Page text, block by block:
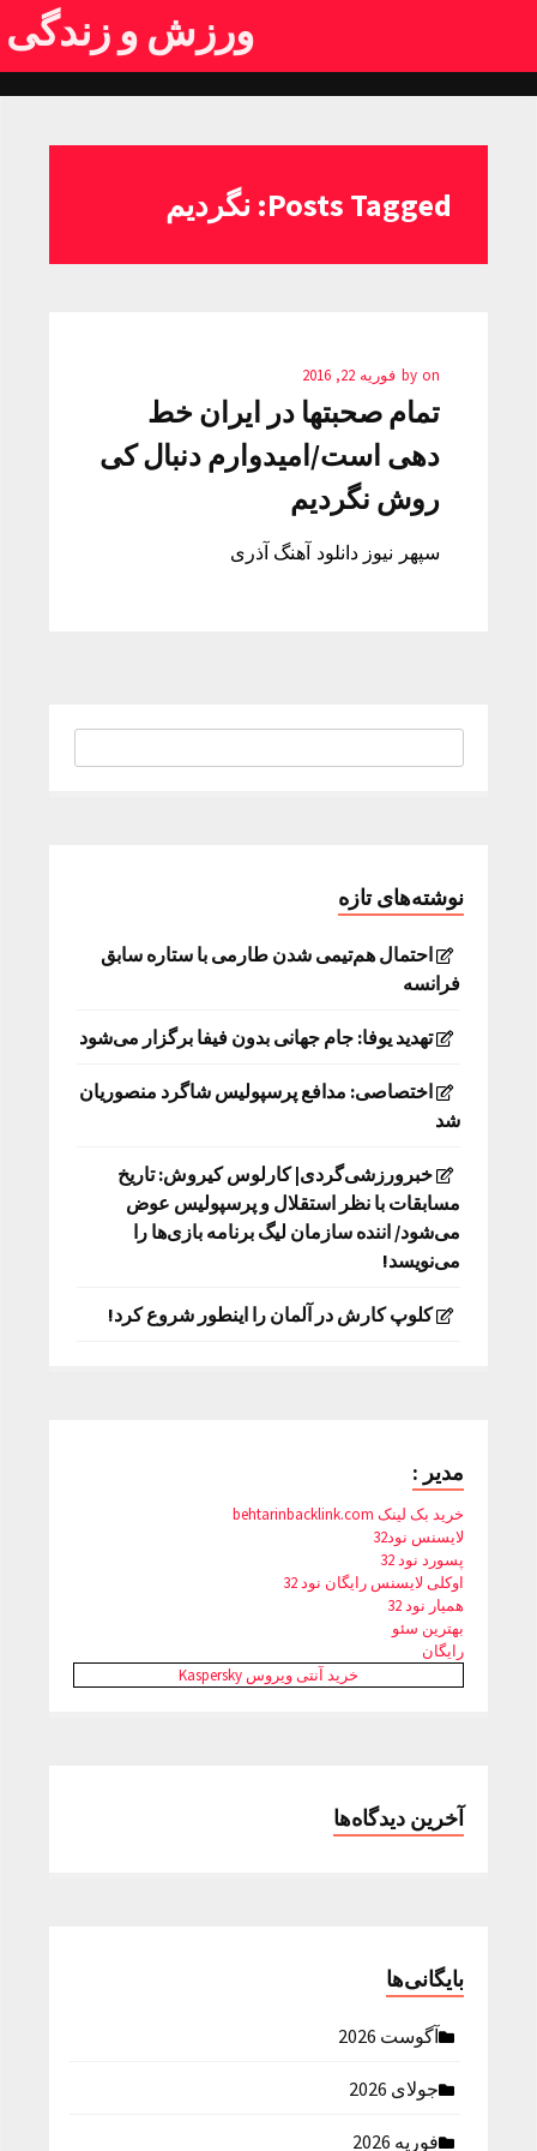
ورزش و زندگی
Posts Tagged: نگردیم
by on فوریه 22, 2016
تمام صحبتها در ایران خط‌
‌دهی است/امیدوارم دنبال کی
روش نگردیم
سپهر نیوز دانلود آهنگ آذری
نوشته‌های تازه
احتمال هم‌تیمی شدن طارمی با ستاره سابق
فرانسه
تهدید یوفا: جام جهانی بدون فیفا برگزار می‌شود
اختصاصی: مدافع پرسپولیس شاگرد منصوریان
شد
خبرورزشی‌گردی| کارلوس کیروش: تاریخ
مسابقات با نظر استقلال و پرسپولیس عوض
می‌شود/ اننده سازمان لیگ برنامه بازی‌ها را
می‌نویسد!
کلوپ کارش در آلمان را اینطور شروع کرد!
مدیر :
خرید بک لینک behtarinbacklink.com
لایسنس نود32
پسورد نود 32
اوکلی لایسنس رایگان نود 32
همیار نود 32
بهترین سئو
رایگان
خرید آنتی ویروس Kaspersky
آخرین دیدگاه‌ها
بایگانی‌ها
آگوست 2026
جولای 2026
فوریه 2026